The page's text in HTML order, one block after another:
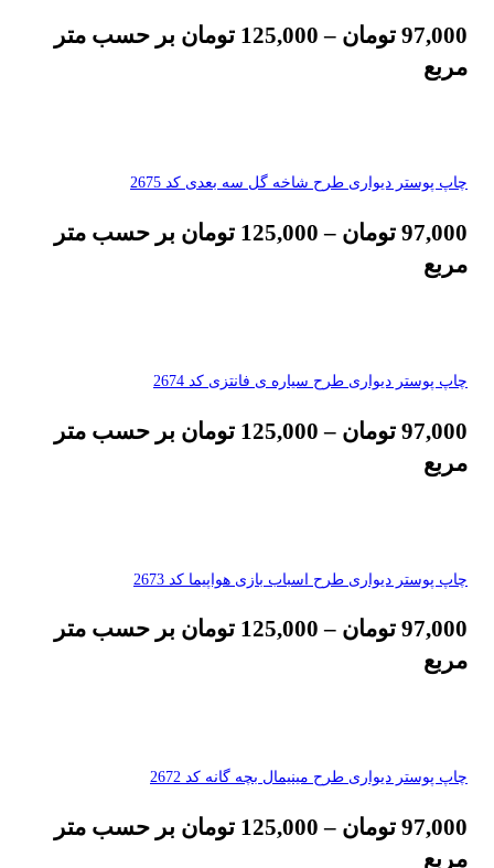
97,000 تومان –
125,000 تومان بر حسب متر
مربع
چاپ پوستر دیواری طرح شاخه گل سه بعدی کد 2675
97,000 تومان –
125,000 تومان بر حسب متر
مربع
چاپ پوستر دیواری طرح سیاره ی فانتزی کد 2674
97,000 تومان –
125,000 تومان بر حسب متر
مربع
چاپ پوستر دیواری طرح اسباب بازی هواپیما کد 2673
97,000 تومان –
125,000 تومان بر حسب متر
مربع
چاپ پوستر دیواری طرح مینیمال بچه گانه کد 2672
97,000 تومان –
125,000 تومان بر حسب متر
مربع